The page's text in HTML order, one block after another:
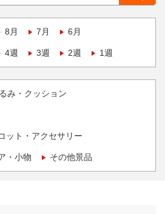
8月 7月 6月
4週 3週 2週 1週
み・クッション
ット・アクセサリー
・小物 その他景品